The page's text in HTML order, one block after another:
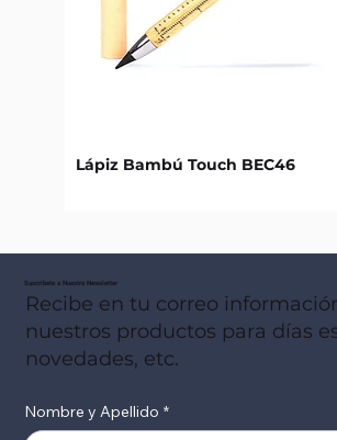
Lápiz Bambú Touch BEC46
Suscribete a Nuestro Newsletter
Recibe en tu correo
nuestros productos para días
novedades, etc.
Nombre y Apellido *